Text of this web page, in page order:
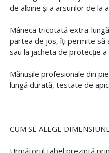
de albine și a arsurilor de la
Mâneca tricotată extra-
partea de jos, îți permite să
sau la jacheta de protecție a
Mănușile profesionale din
lungă durată, testate de
CUM SE ALEGE
Următorul tabel prezintă